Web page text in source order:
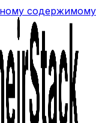
содержимому